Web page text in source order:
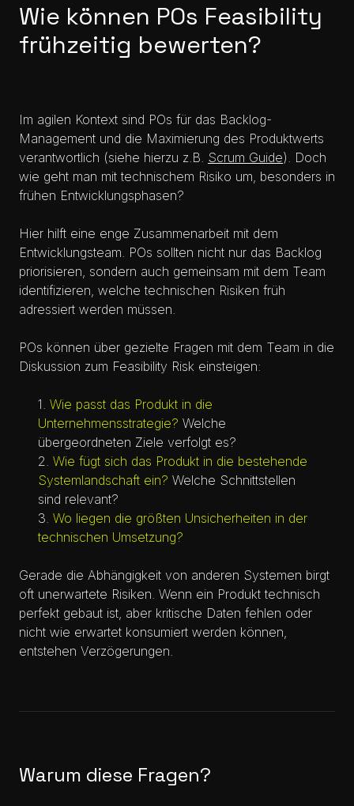
Wie können POs Feasibility
frühzeitig bewerten?
Im agilen Kontext sind POs für das Backlog-
Management und die Maximierung des Produktwerts
verantwortlich (siehe hierzu z.B. Scrum Guide). Doch
wie geht man mit technischem Risiko um, besonders in
frühen Entwicklungsphasen?
Hier hilft eine enge Zusammenarbeit mit dem
Entwicklungsteam. POs sollten nicht nur das Backlog
priorisieren, sondern auch gemeinsam mit dem Team
identifizieren, welche technischen Risiken früh
adressiert werden müssen.
POs können über gezielte Fragen mit dem Team in die
Diskussion zum Feasibility Risk einsteigen:
Wie passt das Produkt in die
Unternehmensstrategie? Welche
übergeordneten Ziele verfolgt es?
Wie fügt sich das Produkt in die bestehende
Systemlandschaft ein? Welche Schnittstellen
sind relevant?
Wo liegen die größten Unsicherheiten in der
technischen Umsetzung?
Gerade die Abhängigkeit von anderen Systemen birgt
oft unerwartete Risiken. Wenn ein Produkt technisch
perfekt gebaut ist, aber kritische Daten fehlen oder
nicht wie erwartet konsumiert werden können,
entstehen Verzögerungen.
Warum diese Fragen?